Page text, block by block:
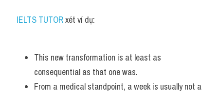
IELTS TUTOR xét ví dụ:
This new transformation is at least as
consequential as that one was.
From a medical standpoint, a week is usually not a